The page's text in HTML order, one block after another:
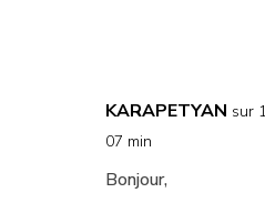
KARAPETYAN sur
07 min
Bonjour,